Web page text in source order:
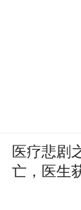
医疗悲剧
亡，医生